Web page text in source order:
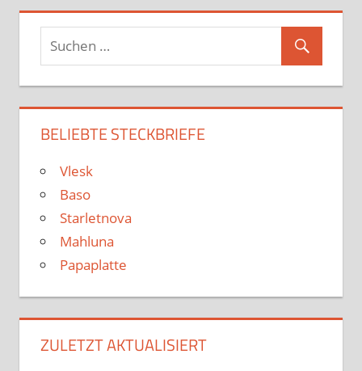
BELIEBTE STECKBRIEFE
Vlesk
Baso
Starletnova
Mahluna
Papaplatte
ZULETZT AKTUALISIERT